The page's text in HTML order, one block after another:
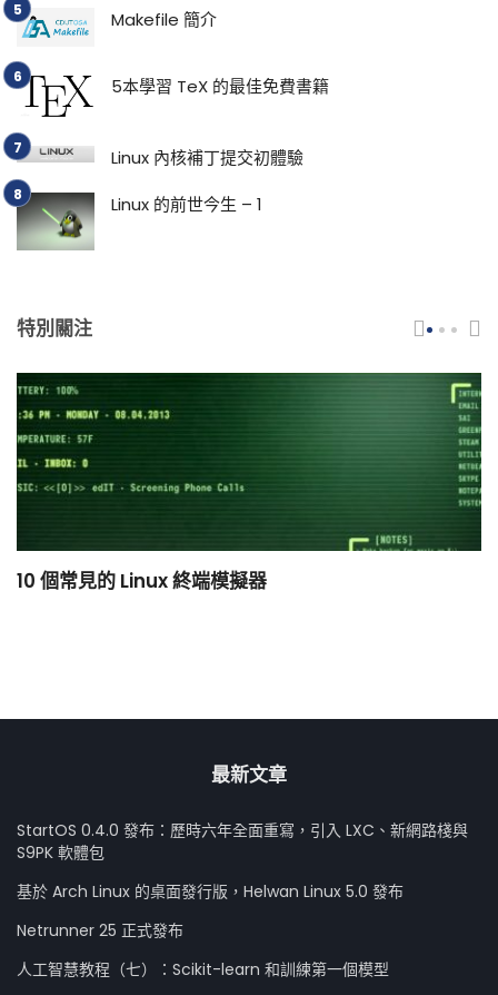
Makefile 簡介
5本學習 TeX 的最佳免費書籍
Linux 內核補丁提交初體驗
Linux 的前世今生 – 1
特別關注
10 個常見的 Linux 終端模擬器
最新文章
StartOS 0.4.0 發布：歷時六年全面重寫，引入 LXC、新網路棧與
S9PK 軟體包
基於 Arch Linux 的桌面發行版，Helwan Linux 5.0 發布
Netrunner 25 正式發布
人工智慧教程（七）：Scikit-learn 和訓練第一個模型